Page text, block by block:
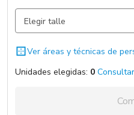
Negro
Blanco
Azul
Gris Claro
Elegir talle
Ver áreas y técnicas de
Unidades elegidas: 0